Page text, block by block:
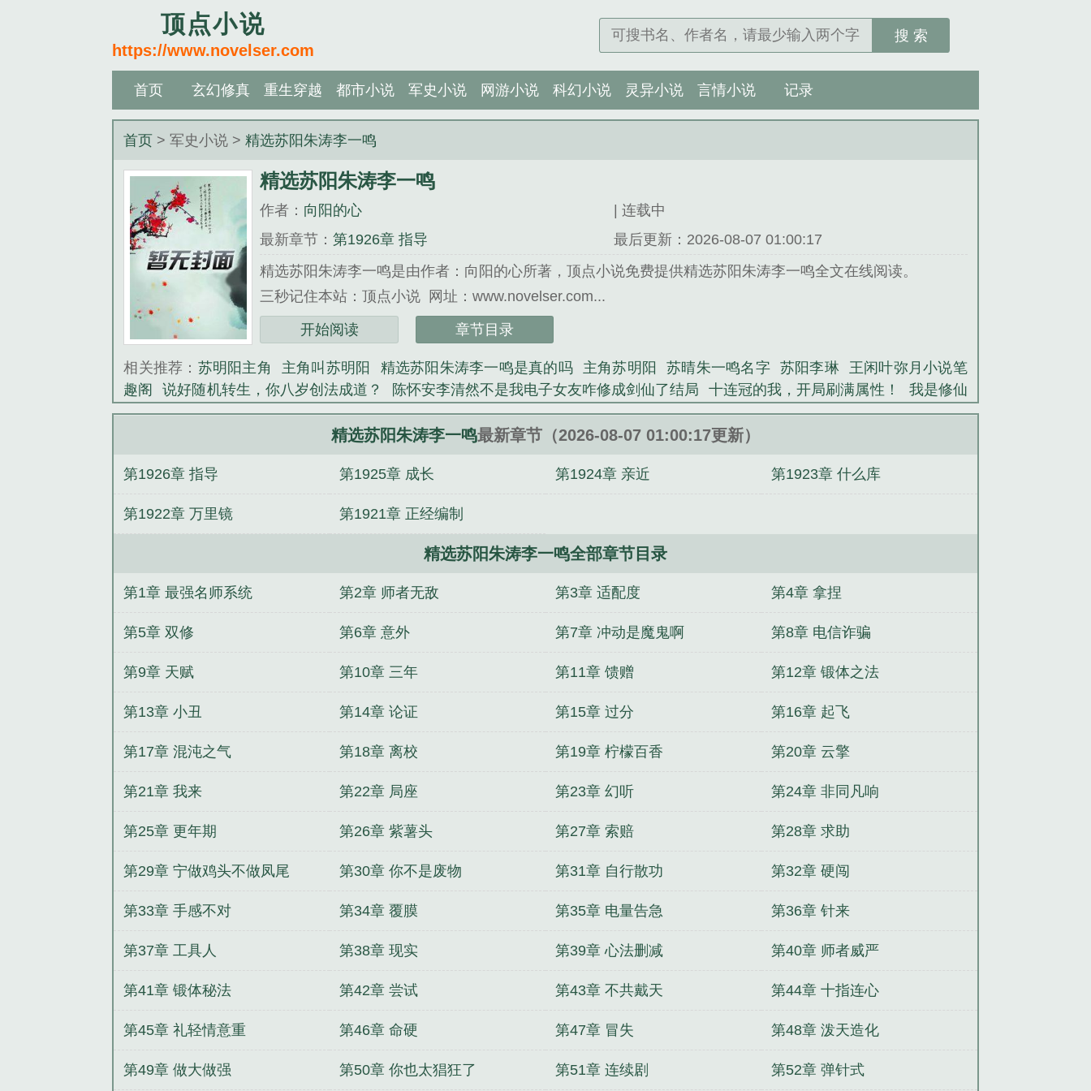
顶点小说
https://www.novelser.com
搜 索
首页 玄幻修真 重生穿越 都市小说 军史小说 网游小说 科幻小说 灵异小说 言情小说 记录
首页 > 军史小说 >精选苏阳朱涛李一鸣
精选苏阳朱涛李一鸣
作者： 向阳的心
| 连载中
最新章节：第1926章 指导
最后更新：2026-08-07 01:00:17
精选苏阳朱涛李一鸣是由作者：向阳的心所著，顶点小说免费提供精选苏阳朱涛李一鸣全文在线阅读。
三秒记住本站：顶点小说 网址：www.novelser.com...
《精选苏阳朱涛李一鸣》是向阳的心精心创作的军史小说类小说。
开始阅读 章节目录
相关推荐： 苏明阳主角 主角叫苏明阳 精选苏阳朱涛李一鸣是真的吗 主角苏明阳 苏晴朱一鸣名字 苏阳李琳
王闲叶弥月小说笔
趣阁
说好随机转生，你八岁创法成道？ 陈怀安李清然不是我电子女友咋修成剑仙了结局 十连冠的我，开局刷满属性！
我是修仙
不是休闲！ 精选王闲叶弥月 王者峡谷之兔身逆袭 完蛋，我来到自己写的垃圾书里了 苏阳朱涛小说结局 成了举人家的恶毒夫
精选陈怀安李清然 到点了，我该戴上蝙蝠头套了 我缔造了超凡时代
加身，我终将成为不朽
陈怀安李清然小说笔趣阁
精选苏阳朱涛李一鸣最新章节（2026-08-07 01:00:17更新）
第1926章 指导 第1925章 成长 第1924章 亲近 第1923章 什么库
第1922章 万里镜 第1921章 正经编制
精选苏阳朱涛李一鸣全部章节目录
第1章 最强名师系统 第2章 师者无敌 第3章 适配度 第4章 拿捏
第5章 双修 第6章 意外 第7章 冲动是魔鬼啊 第8章 电信诈骗
第9章 天赋 第10章 三年 第11章 馈赠 第12章 锻体之法
第13章 小丑 第14章 论证 第15章 过分 第16章 起飞
第17章 混沌之气 第18章 离校 第19章 柠檬百香 第20章 云擎
第21章 我来 第22章 局座 第23章 幻听 第24章 非同凡响
第25章 更年期 第26章 紫薯头 第27章 索赔 第28章 求助
第29章 宁做鸡头不做凤尾 第30章 你不是废物 第31章 自行散功 第32章 硬闯
第33章 手感不对 第34章 覆膜 第35章 电量告急 第36章 针来
第37章 工具人 第38章 现实 第39章 心法删减 第40章 师者威严
第41章 锻体秘法 第42章 尝试 第43章 不共戴天 第44章 十指连心
第45章 礼轻情意重 第46章 命硬 第47章 冒失 第48章 泼天造化
第49章 做大做强 第50章 你也太猖狂了 第51章 连续剧 第52章 弹针式